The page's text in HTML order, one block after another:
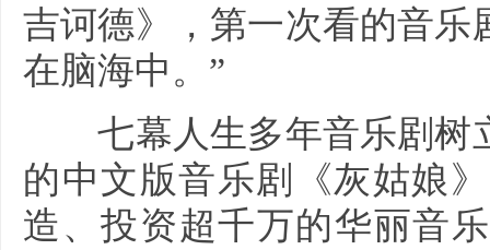
吉诃德》，第一次看的音
在脑海中。”
七幕人生多年音乐剧树
的中文版音乐剧《灰姑娘
造、投资超千万的华丽音